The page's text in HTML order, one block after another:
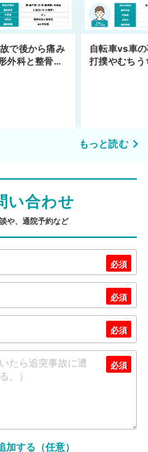
で後から痛み
外科と整骨院
自転車vs車
打撲やむちう
もっと読む
い合わせ
や、通院予約など
加する（任意）